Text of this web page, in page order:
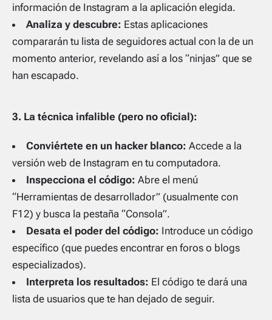
información de Instagram a la aplicación elegida.
Analiza y descubre: Estas aplicaciones
compararán tu lista de seguidores actual con la de un
momento anterior, revelando así a los “ninjas” que se
han escapado.
3. La técnica infalible (pero no oficial):
Conviértete en un hacker blanco: Accede a la
versión web de Instagram en tu computadora.
Inspecciona el código: Abre el menú
“Herramientas de desarrollador” (usualmente con
F12) y busca la pestaña “Consola”.
Desata el poder del código: Introduce un código
específico (que puedes encontrar en foros o blogs
especializados).
Interpreta los resultados: El código te dará una
lista de usuarios que te han dejado de seguir.